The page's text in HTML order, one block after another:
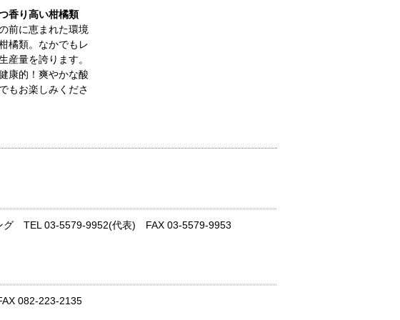
香り高い柑橘類
前に恵まれた環境
橘類。なかでもレ
産量を誇ります。
康的！爽やかな酸
もお楽しみくださ
グ TEL 03-5579-9952(代表) FAX 03-5579-9953
082-223-2135